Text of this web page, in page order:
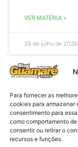
Para fornecer as
cookies para armazenar
consentimento para
como comportamento
consentir ou retirar o
recursos e funções.
VER MATÉRIA »
29 de julho de 2026